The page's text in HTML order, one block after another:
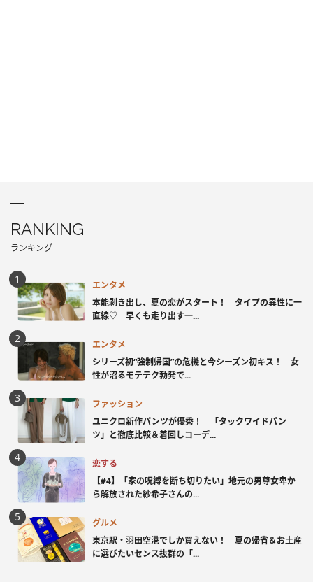
RANKING
ランキング
エンタメ
本能剥き出し、夏の恋がスタート！ タイプの異性に一
直線♡ 早くも走り出す一...
エンタメ
シリーズ初“強制帰国”の危機と今シーズン初キス！ 女
性が沼るモテテク勃発で...
ファッション
ユニクロ新作パンツが優秀！ 「タックワイドパン
ツ」と徹底比較＆着回しコーデ...
恋する
【#4】「家の呪縛を断ち切りたい」地元の男尊女卑か
ら解放された紗希子さんの...
グルメ
東京駅・羽田空港でしか買えない！ 夏の帰省＆お土産
に選びたいセンス抜群の「...